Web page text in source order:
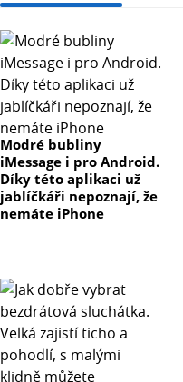
Modré bubliny
iMessage i pro Android.
Díky této aplikaci už
jablíčkáři nepoznají, že
nemáte iPhone